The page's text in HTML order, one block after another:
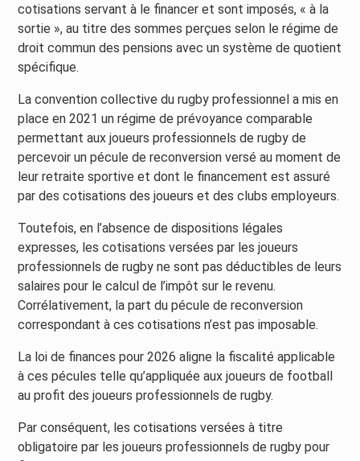
cotisations servant à le financer et sont imposés, « à la
sortie », au titre des sommes perçues selon le régime de
droit commun des pensions avec un système de quotient
spécifique.
La convention collective du rugby professionnel a mis en
place en 2021 un régime de prévoyance comparable
permettant aux joueurs professionnels de rugby de
percevoir un pécule de reconversion versé au moment de
leur retraite sportive et dont le financement est assuré
par des cotisations des joueurs et des clubs employeurs.
Toutefois, en l’absence de dispositions légales
expresses, les cotisations versées par les joueurs
professionnels de rugby ne sont pas déductibles de leurs
salaires pour le calcul de l’impôt sur le revenu.
Corrélativement, la part du pécule de reconversion
correspondant à ces cotisations n’est pas imposable.
La loi de finances pour 2026 aligne la fiscalité applicable
à ces pécules telle qu’appliquée aux joueurs de football
au profit des joueurs professionnels de rugby.
Par conséquent, les cotisations versées à titre
obligatoire par les joueurs professionnels de rugby pour